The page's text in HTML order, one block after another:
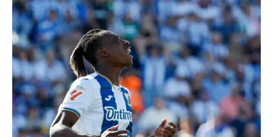
Real Madrid